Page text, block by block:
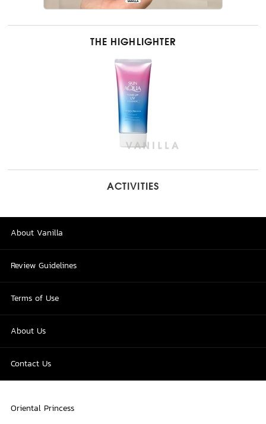
THE HIGHLIGHTER
ACTIVITIES
About Vanilla
Review Guidelines
Terms of Use
About Us
Contact Us
Oriental Princess